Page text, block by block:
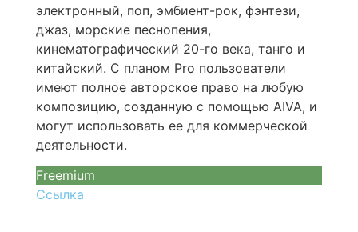
электронный, поп, эмбиент-рок, фэнтези,
джаз, морские песнопения,
кинематографический 20-го века, танго и
китайский. С планом Pro пользователи
имеют полное авторское право на любую
композицию, созданную с помощью AIVA, и
могут использовать ее для коммерческой
деятельности.
Freemium
Ссылка